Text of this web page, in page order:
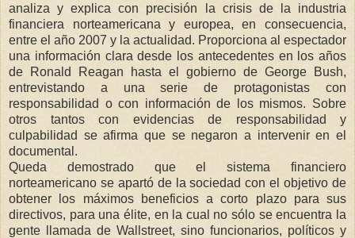
analiza y explica con precisión la crisis de la industria
financiera norteamericana y europea, en consecuencia,
entre el año 2007 y la actualidad. Proporciona al espectador
una información clara desde los antecedentes en los años
de Ronald Reagan hasta el gobierno de George Bush,
entrevistando a una serie de protagonistas con
responsabilidad o con información de los mismos. Sobre
otros tantos con evidencias de responsabilidad y
culpabilidad se afirma que se negaron a intervenir en el
documental.
Queda demostrado que el sistema financiero
norteamericano se apartó de la sociedad con el objetivo de
obtener los máximos beneficios a corto plazo para sus
directivos, para una élite, en la cual no sólo se encuentra la
gente llamada de Wallstreet, sino funcionarios, políticos y